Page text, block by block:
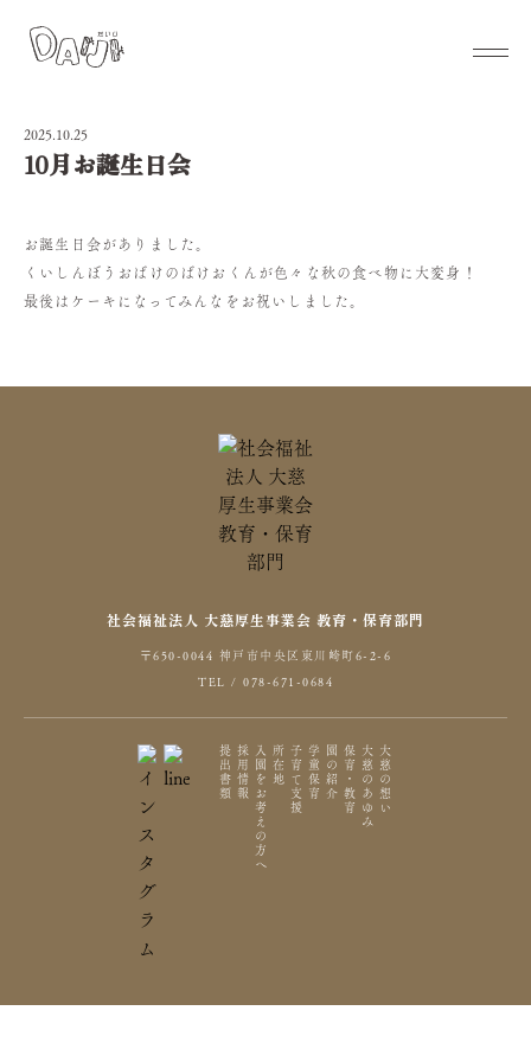
2025.10.25
10月お誕生日会
お誕生日会がありました。
くいしんぼうおばけのばけおくんが色々な秋の食べ物に大変身！
最後はケーキになってみんなをお祝いしました。
社会福祉法人 大慈厚生事業会 教育・保育部門
〒650-0044 神戸市中央区東川崎町6-2-6
TEL / 078-671-0684
提出書類採用情報入園をお考えの方へ所在地子育て支援学童保育園の紹介保育・教育大慈のあゆみ大慈の想い